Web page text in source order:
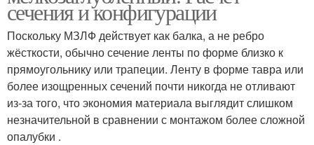
сечения и конфигурации
Поскольку МЗЛФ действует как балка, а не ребро
жёсткости, обычно сечение ленты по форме близко к
прямоугольнику или трапеции. Ленту в форме тавра или
более изощренных сечений почти никогда не отливают
из-за того, что экономия материала выглядит слишком
незначительной в сравнении с монтажом более сложной
опалубки .